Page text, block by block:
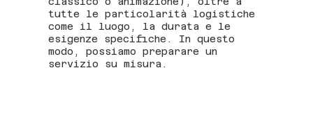
tutte le particolarità logistiche
come il luogo, la durata e le
esigenze specifiche. In questo
modo, possiamo preparare un
servizio su misura.